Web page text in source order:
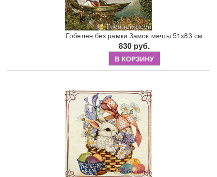
Гобелен без рамки Замок мечты 51х83 см
830 руб.
В КОРЗИНУ